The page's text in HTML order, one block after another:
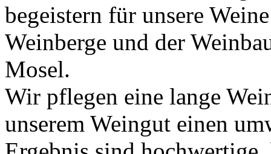
begeistern für unsere
Weinberge und der
Mosel.
Wir pflegen eine lange
unserem Weingut einen